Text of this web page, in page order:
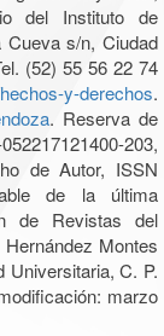
del Instituto de
s/n, Ciudad
(52) 55 56 22 74
y-derechos.
. Reserva de
203,
de Autor, ISSN
de la última
de Revistas del
Montes
Universitaria, C. P.
marzo